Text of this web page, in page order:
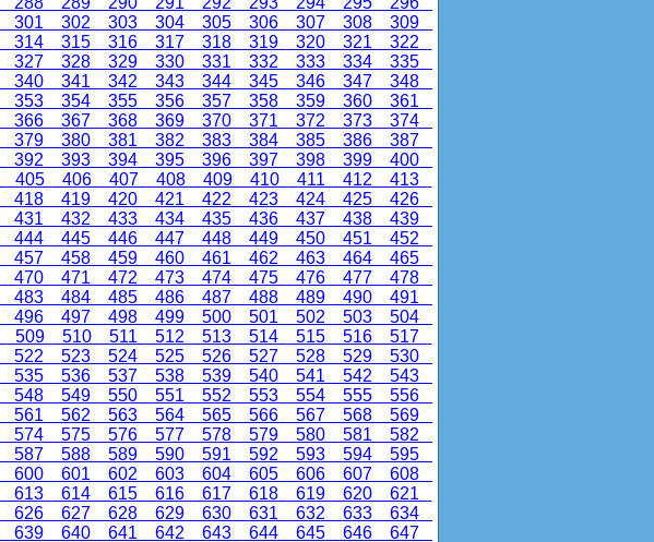
301 302 303 304 305 306 307 308
309
314 315 316 317 318 319 320 321
322
327 328 329 330 331 332 333 334
335
340 341 342 343 344 345 346 347
348
353 354 355 356 357 358 359 360
361
366 367 368 369 370 371 372 373
374
379 380 381 382 383 384 385 386
387
392 393 394 395 396 397 398 399
400
405 406 407 408 409 410 411 412
413
418 419 420 421 422 423 424 425
426
431 432 433 434 435 436 437 438
439
444 445 446 447 448 449 450 451
452
457 458 459 460 461 462 463 464
465
470 471 472 473 474 475 476 477
478
483 484 485 486 487 488 489 490
491
496 497 498 499 500 501 502 503
504
509 510 511 512 513 514 515 516
517
522 523 524 525 526 527 528 529
530
535 536 537 538 539 540 541 542
543
548 549 550 551 552 553 554 555
556
561 562 563 564 565 566 567 568
569
574 575 576 577 578 579 580 581
582
587 588 589 590 591 592 593 594
595
600 601 602 603 604 605 606 607
608
613 614 615 616 617 618 619 620
621
626 627 628 629 630 631 632 633
634
639 640 641 642 643 644 645 646
647